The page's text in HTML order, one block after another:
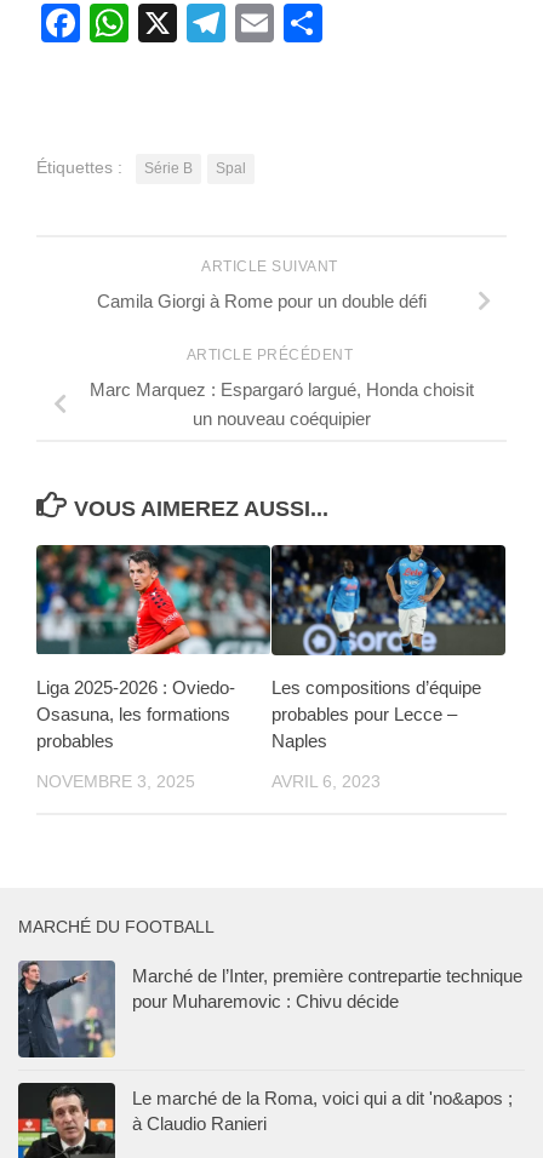
Facebook
WhatsApp
X Telegram
Email
Étiquettes : Série B Spal
ARTICLE SUIVANT
Camila Giorgi à Rome pour un double défi
ARTICLE PRÉCÉDENT
Marc Marquez : Espargaró largué, Honda choisit
un nouveau coéquipier
VOUS AIMEREZ AUSSI...
Liga 2025-2026 : Oviedo-
Osasuna, les formations
probables
NOVEMBRE 3, 2025
Les compositions d’équipe
probables pour Lecce –
Naples
AVRIL 6, 2023
MARCHÉ DU FOOTBALL
Marché de l’Inter, première contrepartie technique
pour Muharemovic : Chivu décide
Le marché de la Roma, voici qui a dit 'no&apos ;
à Claudio Ranieri